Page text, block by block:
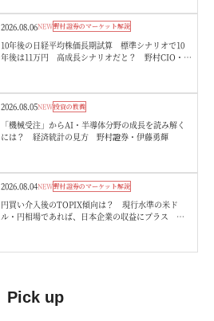
2026.08.06NEW野村證券のマーケット解説
10年後の日経平均株価長期試算 標準シナリオで10
年後は11万円 高成長シナリオだと？ 野村CIO・宮
2026.08.05NEW投資の教養
「機械受注」からAI・半導体分野の成長を読み解く
には？ 経済統計の見方 野村證券・伊藤勇輝
2026.08.04NEW野村證券のマーケット解説
円買い介入後のTOPIX傾向は？ 現行水準の米ド
ル・円相場であれば、日本企業の収益にプラス 野
Pick up